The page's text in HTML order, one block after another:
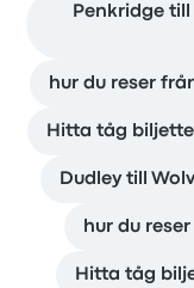
Penkridge
hur du reser
Hitta tåg
Dudley till
hur du
Hitta tåg